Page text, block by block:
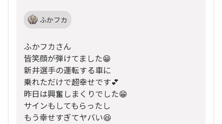
ふかフカ
ふかフカさん
皆笑顔が弾けてました😁
新井選手の運転する車に
乗れただけで超幸せです💕
昨日は興奮しまくりでした😁
サインもしてもらったし
もう幸せすぎてヤバい😆